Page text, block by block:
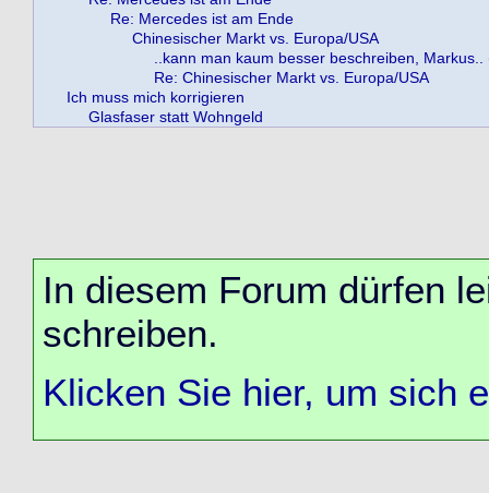
Re: Mercedes ist am Ende
Chinesischer Markt vs. Europa/USA
..kann man kaum besser beschreiben, Markus..
Re: Chinesischer Markt vs. Europa/USA
Ich muss mich korrigieren
Glasfaser statt Wohngeld
In diesem Forum dürfen
schreiben.
Klicken Sie hier, um sich